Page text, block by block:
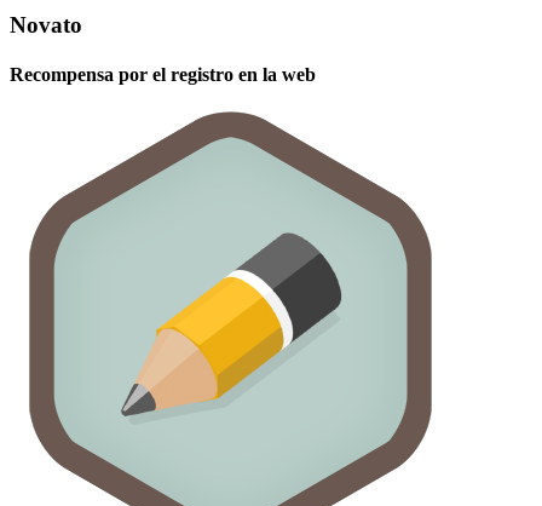
Novato
Recompensa por el registro en la web